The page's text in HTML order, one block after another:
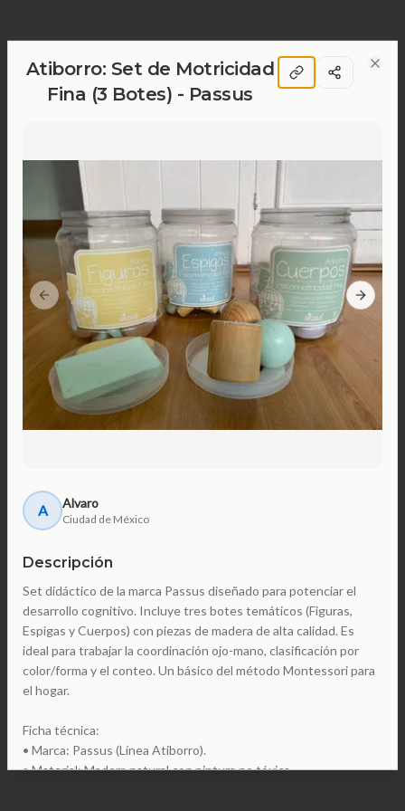
Atiborro: Set de Motricidad
Fina (3 Botes) - Passus
Previous slide Next
A Alvaro
Ciudad de México
Descripción
Set didáctico de la marca Passus diseñado para potenciar el
desarrollo cognitivo. Incluye tres botes temáticos (Figuras,
Espigas y Cuerpos) con piezas de madera de alta calidad. Es
ideal para trabajar la coordinación ojo-mano, clasificación por
color/forma y el conteo. Un básico del método Montessori para
el hogar.
Ficha técnica:
• Marca: Passus (Línea Atiborro).
• Material: Madera natural con pintura no tóxica.